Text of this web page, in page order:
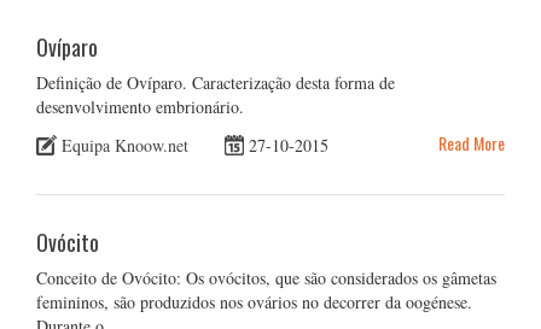
Ovíparo
Definição de Ovíparo. Caracterização desta forma de
desenvolvimento embrionário.
Equipa Knoow.net
27-10-2015 Read More
Ovócito
Conceito de Ovócito: Os ovócitos, que são considerados os gâmetas
femininos, são produzidos nos ovários no decorrer da oogénese.